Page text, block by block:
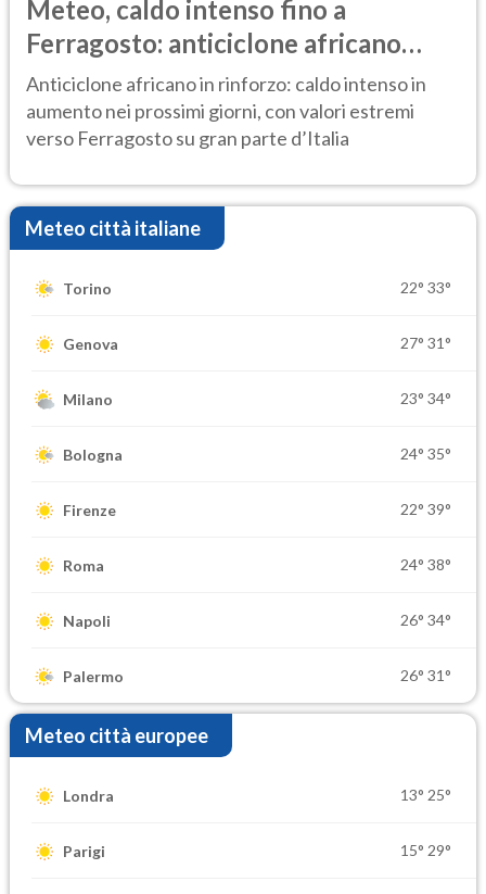
Meteo, caldo intenso fino a
Ferragosto: anticiclone africano
ancora protagonista
Anticiclone africano in rinforzo: caldo intenso in
aumento nei prossimi giorni, con valori estremi
verso Ferragosto su gran parte d’Italia
Meteo città italiane
Torino 22° 33°
Genova 27° 31°
Milano 23° 34°
Bologna 24° 35°
Firenze 22° 39°
Roma 24° 38°
Napoli 26° 34°
Palermo 26° 31°
Meteo città europee
Londra 13° 25°
Parigi 15° 29°